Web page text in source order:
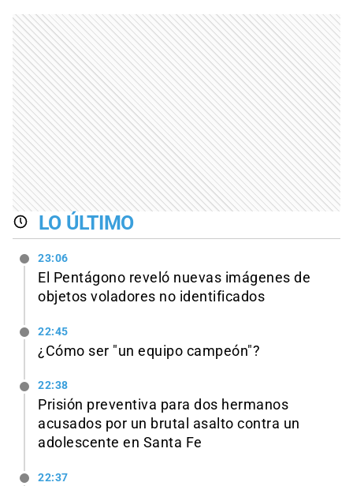
LO ÚLTIMO
23:06
El Pentágono reveló nuevas imágenes de
objetos voladores no identificados
22:45
¿Cómo ser "un equipo campeón"?
22:38
Prisión preventiva para dos hermanos
acusados por un brutal asalto contra un
adolescente en Santa Fe
22:37